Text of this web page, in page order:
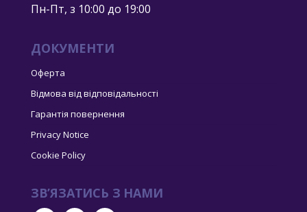
Пн-Пт, з 10:00 дo 19:00
ДОКУМЕНТИ
Оферта
Відмова від відповідальності
Гарантія повернення
Privacy Notice
Cookie Policy
ЗВ’ЯЗАТИСЬ З НАМИ